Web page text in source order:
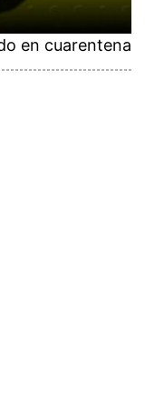
en cuarentena